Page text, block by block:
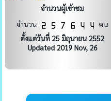
จำนวนผู้เข้าชม
จำนวน
คน
ตั้งแต่วันที่ 25 มิถุนายน 2552
Updated 2019 Nov, 26